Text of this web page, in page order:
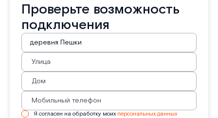
Проверьте возможность
подключения
Я согласен на обработку моих персональных данных